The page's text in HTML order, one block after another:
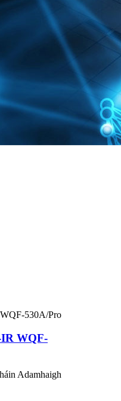
IR WQF-